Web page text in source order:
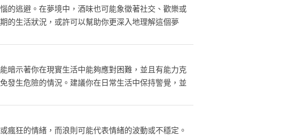
的逃避。在夢境中，酒味也可能象徵著社交、歡樂或
的生活狀況，或許可以幫助你更深入地理解這個夢
暗示著你在現實生活中能夠應對困難，並且有能力克
發生危險的情況。建議你在日常生活中保持警覺，並
瘋狂的情緒，而浪則可能代表情緒的波動或不穩定。